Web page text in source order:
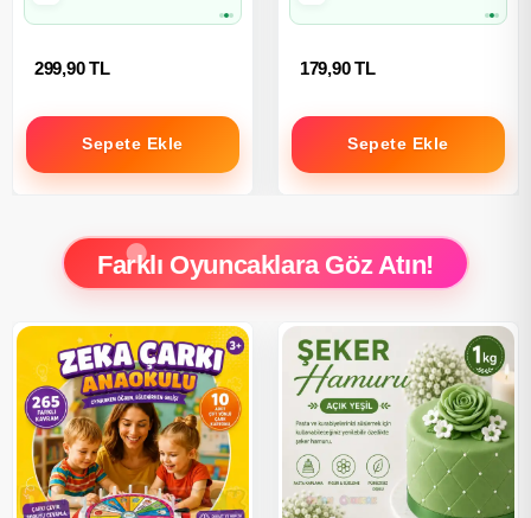
299,90 TL
Sepete Ekle
179,90 TL
Sepete Ekle
Farklı Oyuncaklara Göz Atın!